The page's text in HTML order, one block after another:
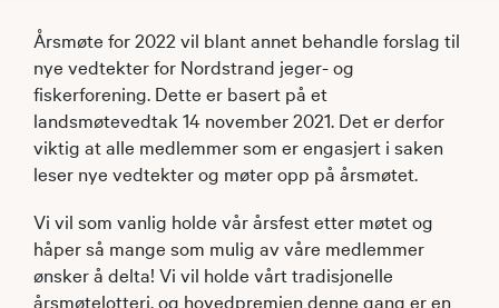
Årsmøte for 2022 vil blant annet behandle forslag til
nye vedtekter for Nordstrand jeger- og
fiskerforening. Dette er basert på et
landsmøtevedtak 14 november 2021. Det er derfor
viktig at alle medlemmer som er engasjert i saken
leser nye vedtekter og møter opp på årsmøtet.
Vi vil som vanlig holde vår årsfest etter møtet og
håper så mange som mulig av våre medlemmer
ønsker å delta! Vi vil holde vårt tradisjonelle
årsmøtelotteri, og hovedpremien denne gang er en